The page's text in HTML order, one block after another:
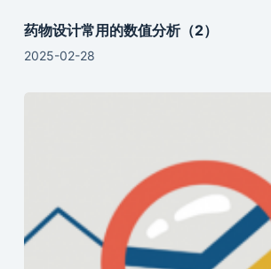
药物设计常用的数值分析（2）
2025-02-28